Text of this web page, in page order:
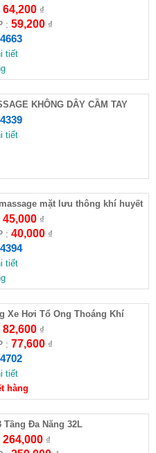
64,200₫
: 59,200₫
tiết
KHÔNG DÂY CẦM TAY
tiết
mặt lưu thông khí huyết
45,000₫
: 40,000₫
tiết
Xe Hơi Tổ Ong Thoáng Khí
82,600₫
: 77,600₫
tiết
hàng
Tầng Đa Năng 32L
264,000₫